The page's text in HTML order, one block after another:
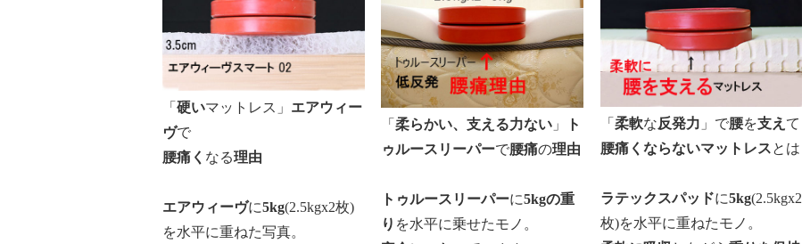
「 硬いマットレス」 エアウィー
ヴで
腰痛く なる理由
エアウィーヴに5kg(2.5kgx2枚)
を水平に重ねた写真。
「柔らかい、支える力ない 」
ト
ゥルースリーパーで腰痛の理由
トゥルースリーパーに5kgの重
り を水平に乗せたモノ。
「 柔軟な反発力 」で腰を支え て
腰痛くならないマットレスとは
ラテックスパッドに5kg(2.5kgx2
枚)を水平に重ねたモノ。